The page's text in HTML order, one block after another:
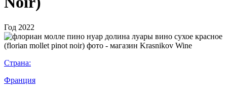
Год 2022
Страна:
Франция